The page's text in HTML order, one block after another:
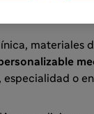
materiales
o